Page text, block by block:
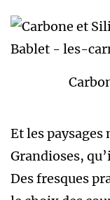
Et les paysages
Grandioses,
Des fresques